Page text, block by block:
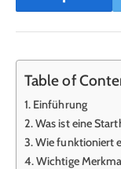
Table of
Einführung
Was ist eine
Wie funktioniert
Wichtige